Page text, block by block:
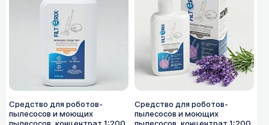
Средство для роботов-
пылесосов и моющих
Средство для роботов-
пылесосов и моющих